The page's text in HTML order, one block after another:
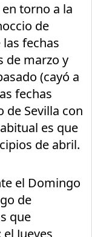
en torno a la
de
fechas
de marzo y
(cayó a
fechas
de Sevilla con
es que
de abril.
el Domingo
de
que